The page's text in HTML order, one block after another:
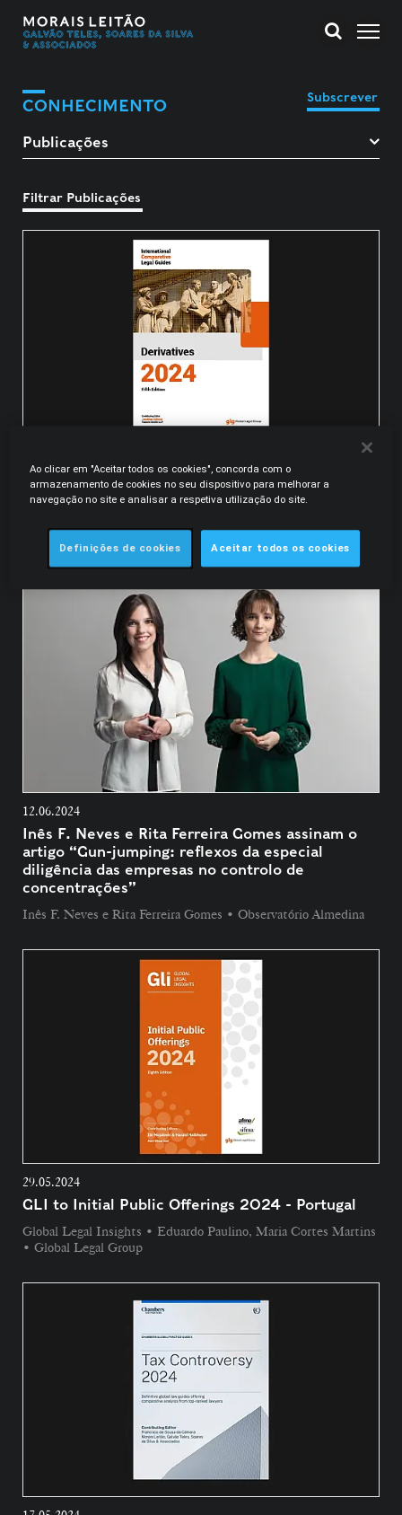
CONHECIMENTO Subscrever
Filtrar Publicações
14.06.2024
ICLG to Derivatives 2024 - Portugal
Lago, Elmano Costa Sousa, Raquel Maurício, Carolina Nagy
Correia • Global Legal Group
12.06.2024
Inês F. Neves e Rita Ferreira Gomes assinam o
artigo “Gun-jumping: reflexos da especial
diligência das empresas no controlo de
concentrações”
Inês F. Neves e Rita Ferreira Gomes • Observatório Almedina
29.05.2024
GLI to Initial Public Offerings 2024 - Portugal
Global Legal Insights • Eduardo Paulino, Maria Cortes Martins
• Global Legal Group
Ao clicar em "Aceitar todos os cookies", concorda com o
armazenamento de cookies no seu dispositivo para melhorar a
navegação no site e analisar a respetiva utilização do site.
Definições de cookies Aceitar todos os cookies